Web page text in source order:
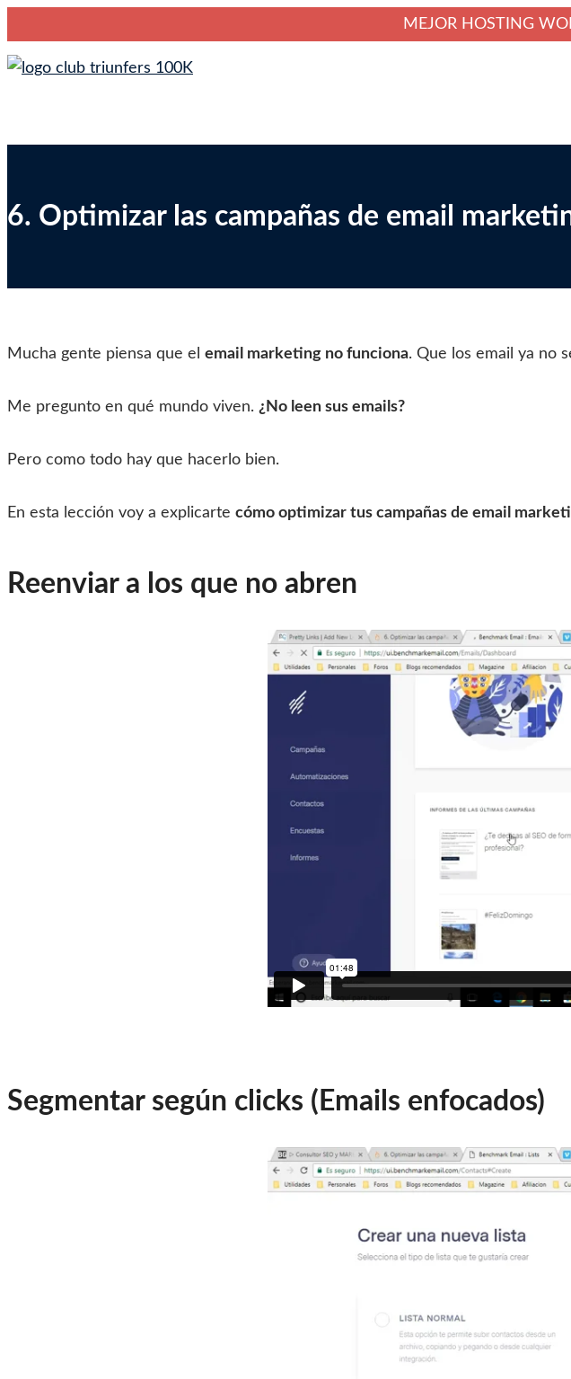
MEJOR HOSTING
Saltar
Club Triunfers
Club de Emprendedores Online
6. Optimizar las campañas de email
Mucha gente piensa que el email marketing no funciona. Que los email ya no
Me pregunto en qué mundo viven. ¿No leen sus emails?
Pero como todo hay que hacerlo bien.
En esta lección voy a explicarte cómo optimizar tus campañas de email
Reenviar a los que no abren
Segmentar según clicks (Emails enfocados)